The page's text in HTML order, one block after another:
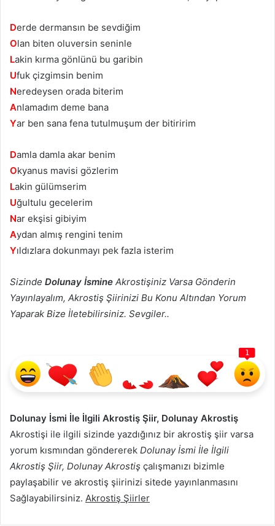
Derde dermansın be sevdiğim
Olan biten oluversin seninle
Lakin kırma gönlünü bu garibin
Ufuk çizgimsin benim
Neredeysen orada biterim
Anlamadım deme bana
Yar ben sana fena tutulmuşum der bitiririm
Damla damla akar benim
Okyanus mavisi gözlerim
Lakin gülümserim
Uğultulu gecelerim
Nar ekşisi gibiyim
Aydan almış rengini tenim
Yıldızlara dokunmayı pek fazla isterim
Sizinde Dolunay İsmine Akrostişiniz Varsa Gönderin
Yayınlayalım, Akrostiş Şiirinizi Bu Konu Altından Yorum
Yaparak Bize İletebilirsiniz. Sevgiler..
1
Dolunay İsmi İle İlgili Akrostiş Şiir, Dolunay Akrostiş
Akrostişi ile ilgili sizinde yazdığınız bir akrostiş şiir varsa
yorum kısmından göndererek Dolunay İsmi İle İlgili
Akrostiş Şiir, Dolunay Akrostiş çalışmanızı bizimle
paylaşabilir ve akrostiş şiirinizi sitede yayınlanmasını
Sağlayabilirsiniz. Akrostiş Şiirler